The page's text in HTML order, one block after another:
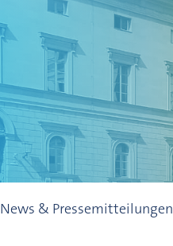
News & Pressemitteilungen